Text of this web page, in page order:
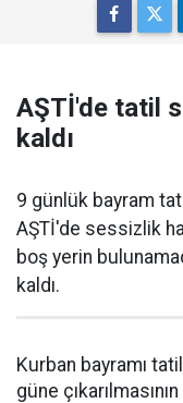
AŞTİ'de tatil
kaldı
9 günlük bayram
AŞTİ'de sessizlik
boş yerin
kaldı.
Kurban bayramı
güne